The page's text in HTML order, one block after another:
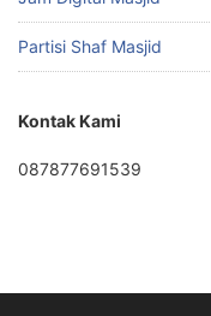
Partisi Shaf Masjid
Kontak Kami
087877691539